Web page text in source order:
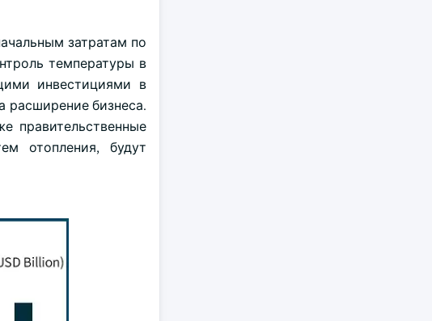
затратам по
температуры в
инвестициями в
расширение бизнеса.
правительственные
отопления, будут